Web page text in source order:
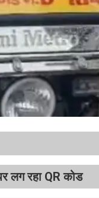
लग रहा QR कोड